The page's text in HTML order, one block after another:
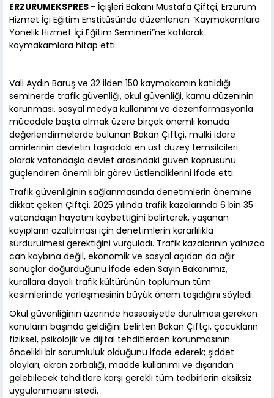
ERZURUMEKSPRES - İçişleri Bakanı Mustafa Çiftçi, Erzurum
Hizmet İçi Eğitim Enstitüsünde düzenlenen “Kaymakamlara
Yönelik Hizmet İçi Eğitim Semineri”ne katılarak
kaymakamlara hitap etti.
Vali Aydın Baruş ve 32 ilden 150 kaymakamın katıldığı
seminerde trafik güvenliği, okul güvenliği, kamu düzeninin
korunması, sosyal medya kullanımı ve dezenformasyonla
mücadele başta olmak üzere birçok önemli konuda
değerlendirmelerde bulunan Bakan Çiftçi, mülki idare
amirlerinin devletin taşradaki en üst düzey temsilcileri
olarak vatandaşla devlet arasındaki güven köprüsünü
güçlendiren önemli bir görev üstlendiklerini ifade etti.
Trafik güvenliğinin sağlanmasında denetimlerin önemine
dikkat çeken Çiftçi, 2025 yılında trafik kazalarında 6 bin 35
vatandaşın hayatını kaybettiğini belirterek, yaşanan
kayıpların azaltılması için denetimlerin kararlılıkla
sürdürülmesi gerektiğini vurguladı. Trafik kazalarının yalnızca
can kaybına değil, ekonomik ve sosyal açıdan da ağır
sonuçlar doğurduğunu ifade eden Sayın Bakanımız,
kurallara dayalı trafik kültürünün toplumun tüm
kesimlerinde yerleşmesinin büyük önem taşıdığını söyledi.
Okul güvenliğinin üzerinde hassasiyetle durulması gereken
konuların başında geldiğini belirten Bakan Çiftçi, çocukların
fiziksel, psikolojik ve dijital tehditlerden korunmasının
öncelikli bir sorumluluk olduğunu ifade ederek; şiddet
olayları, akran zorbalığı, madde kullanımı ve dışarıdan
gelebilecek tehditlere karşı gerekli tüm tedbirlerin eksiksiz
uygulanmasını istedi.